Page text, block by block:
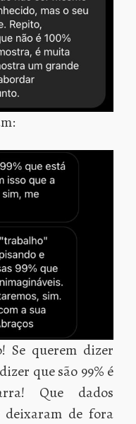
Se querem dizer
que são 99% é
Que dados
deixaram de fora